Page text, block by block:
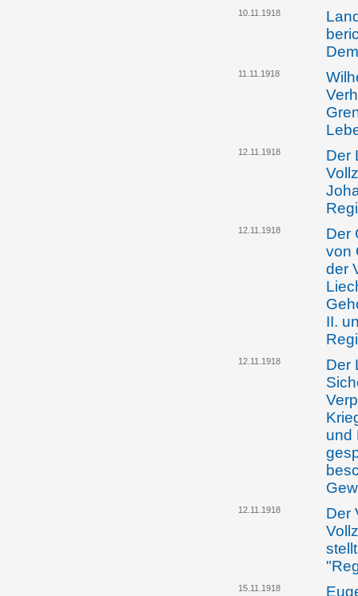
10.11.1918
11.11.1918
12.11.1918
Der
12.11.1918
Der
von
der
II.
12.11.1918
Der
und
12.11.1918
Der
15.11.1918